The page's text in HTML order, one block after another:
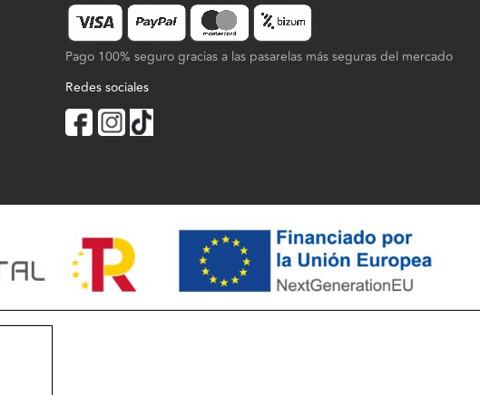
Pago 100% seguro gracias a las pasarelas más seguras del mercado
Redes sociales